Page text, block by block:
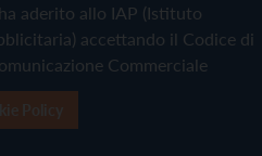
aderito allo IAP (Istituto
accettando il Codice di
Commerciale